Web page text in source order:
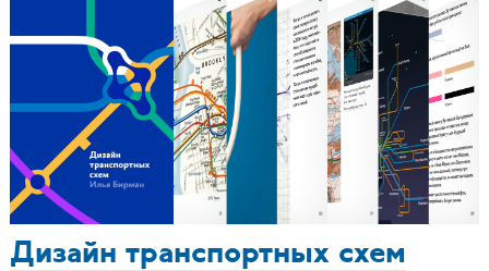
Дизайн транспортных схем